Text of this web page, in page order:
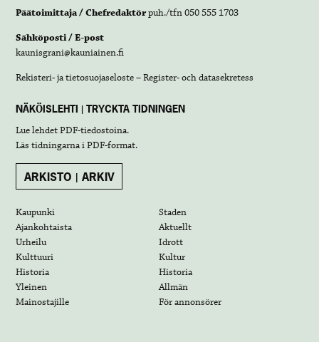
Päätoimittaja / Chefredaktörpuh./tfn 050 555 1703
Sähköposti / E-post
kaunisgrani@kauniainen.fi
Rekisteri- ja tietosuojaseloste – Register- och datasekretess
NÄKÖISLEHTI | TRYCKTA TIDNINGEN
Lue lehdetPDF-tiedostoina.
Läs tidningarna iPDF-format.
ARKISTO | ARKIV
Kaupunki
Staden
Ajankohtaista
Aktuellt
Urheilu
Idrott
Kulttuuri
Kultur
Historia
Historia
Yleinen
Allmän
Mainostajille
För annonsörer